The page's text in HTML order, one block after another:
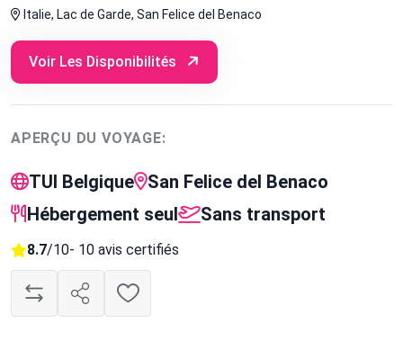
Italie, Lac de Garde, San Felice del Benaco
Voir Les Disponibilités
APERÇU DU VOYAGE:
TUI Belgique
San Felice del Benaco
Hébergement seul
Sans transport
8.7/10- 10 avis certifiés